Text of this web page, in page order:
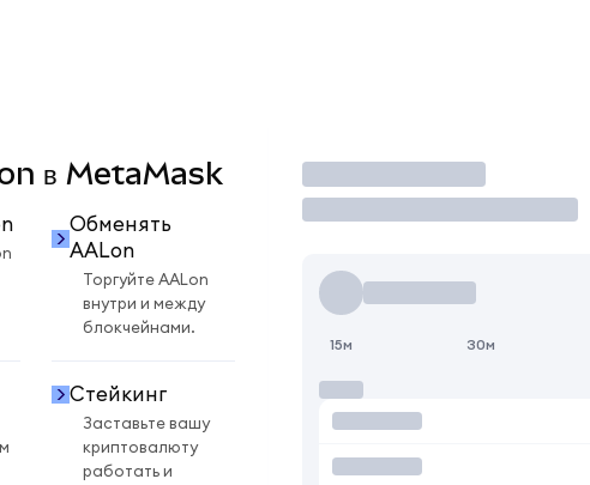
в MetaMask
Обменять
AALon
Торгуйте AALon
внутри и между
блокчейнами.
Стейкинг
Заставьте вашу
криптовалюту
работать и
Торговать
15м 30м